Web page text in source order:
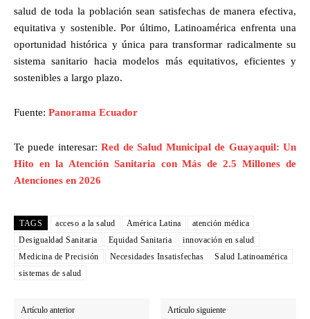
salud de toda la población sean satisfechas de manera efectiva,
equitativa y sostenible. Por último, Latinoamérica enfrenta una
oportunidad histórica y única para transformar radicalmente su
sistema sanitario hacia modelos más equitativos, eficientes y
sostenibles a largo plazo.
Fuente: Panorama Ecuador
Te puede interesar:Red de Salud Municipal de Guayaquil: Un
Hito en la Atención Sanitaria con Más de 2.5 Millones de
Atenciones en 2026
TAGS acceso a la salud América Latina
atención médica
Desigualdad Sanitaria
Equidad Sanitaria
innovación en salud
Medicina de Precisión
Necesidades Insatisfechas
Salud Latinoamérica
sistemas de salud
Artículo anterior Artículo siguiente